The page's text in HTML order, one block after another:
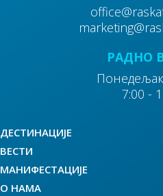
40
РАДНО
7:00 -
ДЕСТИНАЦИЈЕ
ВЕСТИ
МАНИФЕСТАЦИЈЕ
О НАМА